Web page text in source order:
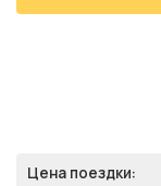
Цена поездки: